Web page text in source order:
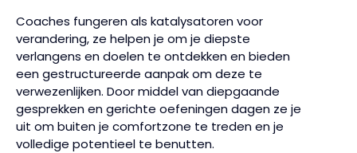
Coaches fungeren als katalysatoren voor
verandering, ze helpen je om je diepste
verlangens en doelen te ontdekken en bieden
een gestructureerde aanpak om deze te
verwezenlijken. Door middel van diepgaande
gesprekken en gerichte oefeningen dagen ze je
uit om buiten je comfortzone te treden en je
volledige potentieel te benutten.